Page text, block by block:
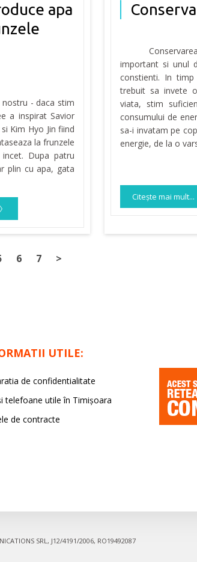
apa
- daca stim
a inspirat Savior
Kim Hyo Jin fiind
la frunzele
Dupa patru
plin cu apa, gata
Conservarea
important si unul
constienti. In
trebuit sa invete
viata, stim
consumului de
sa-i invatam pe
energie, de la o
Citeşte mai mult...
6 7 >
UTILE:
de confidentialitate
telefoane utile în Timișoara
de contracte
SRL, J12/4191/2006, RO19492087